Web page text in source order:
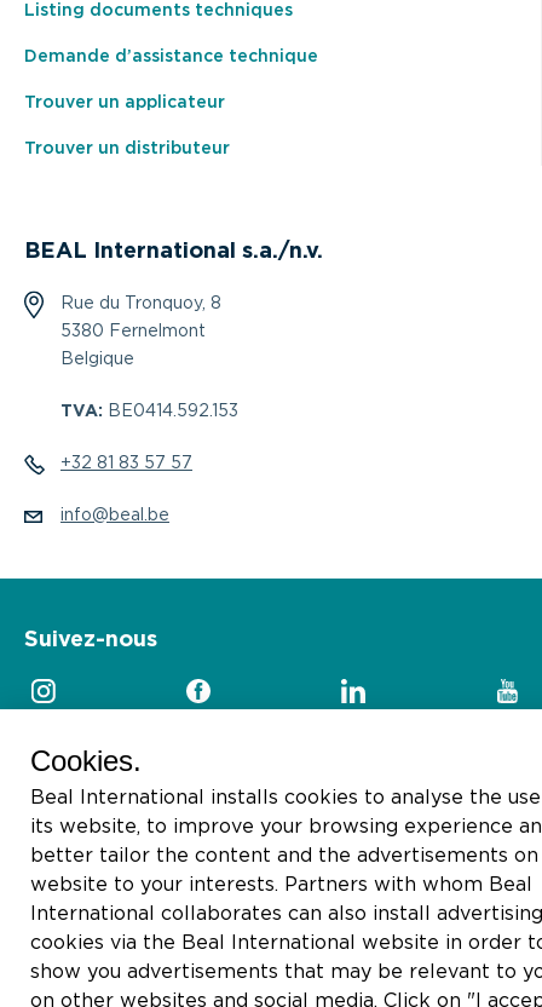
Listing documents techniques
Demande d’assistance technique
Trouver un applicateur
Trouver un distributeur
BEAL International s.a./n.v.
Rue du Tronquoy, 8
5380 Fernelmont
Belgique
TVA: BE0414.592.153
+32 81 83 57 57
info@beal.be
Suivez-nous
Cookies.
Beal International installs cookies to analyse the
its website, to improve your browsing experience
better tailor the content and the advertisements on
website to your interests. Partners with whom Beal
International collaborates can also install advertising
cookies via the Beal International website in order
show you advertisements that may be relevant to
on other websites and social media. Click on "I